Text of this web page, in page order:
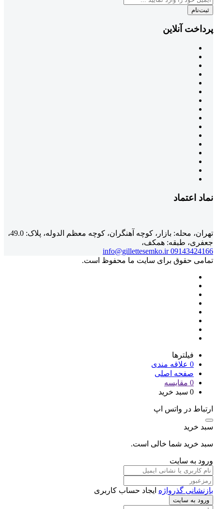
ثبت‌نام
پرداخت آنلاین
نماد اعتماد
تهران، محله: بازار، کوچه آهنگران، کوچه معظم الدوله، پلاک: 49.0،
جعفری، طبقه: همکف،
09143424166
info@gillettesemko.ir
تمامی حقوق برای سایت ما محفوظ است.
فیلترها
0 علاقه مندی
صفحه اصلی
0 مقایسه
0 سبد خرید
ارتباط در واتس اپ
سبد خرید
سبد خرید شما خالی است.
ورود به سایت
بازنشانی گذرواژه ایجاد حساب کاربری
ورود به سایت